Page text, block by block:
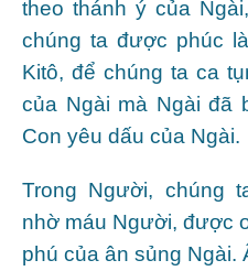
theo thánh ý của
chúng ta được phúc
Kitô, để chúng ta ca
của Ngài mà Ngài đã
Con yêu dấu của Ngài.
Trong Người, chúng
nhờ máu Người, được
phú của ân sủng Ngài.